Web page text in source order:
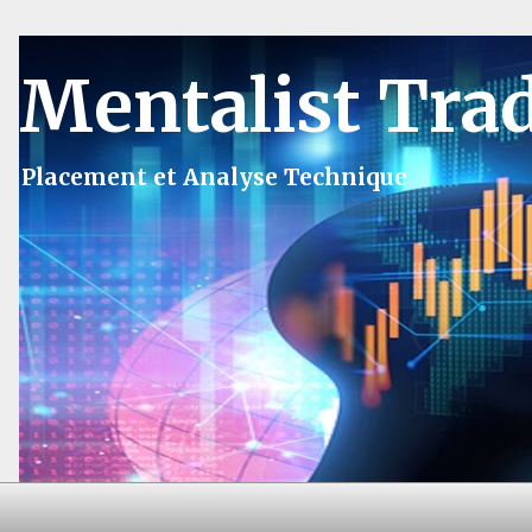
Mentalist
Placement et Analyse Technique